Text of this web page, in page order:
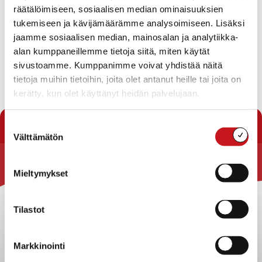
räätälöimiseen, sosiaalisen median ominaisuuksien
tukemiseen ja kävijämäärämme analysoimiseen. Lisäksi
jaamme sosiaalisen median, mainosalan ja analytiikka-
alan kumppaneillemme tietoja siitä, miten käytät
sivustoamme. Kumppanimme voivat yhdistää näitä
tietoja muihin tietoihin, joita olet antanut heille tai joita on
kerätty, kun olet käyttänyt heidän palvelujaan.
valinta
Välttämätön
Mieltymykset
Tilastot
Markkinointi
Kunnallinen vesi- ja jätevesiverkosto suunnitteilla.
Lisätietoja:
Rakennustarkastaja puh.040 358 7787
Sijainti kartalla
Rautalammin kunta
Kuntainfo
sopimukset